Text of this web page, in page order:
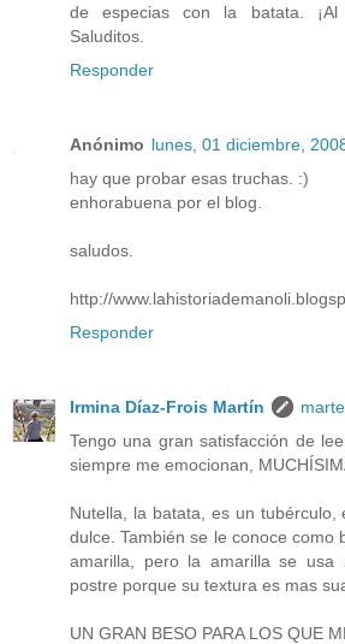
de especias con la batata. ¡Al
Saluditos.
Responder
Anónimo lunes, 01 diciembre,
hay que probar esas truchas. :)
enhorabuena por el blog.
saludos.
http://
Responder
Irmina Díaz-Frois Martín
Tengo una gran satisfacción de
siempre me emocionan,
Nutella, la batata, es un
dulce. También se le conoce como
amarilla, pero la amarilla se usa
postre porque su textura es mas
UN GRAN BESO PARA LOS QUE